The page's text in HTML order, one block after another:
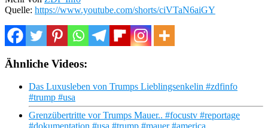
Quelle: https://www.youtube.com/shorts/ciVTaN6aiGY
Ähnliche Videos:
Das Luxusleben von Trumps Lieblingsenkelin #zdfinfo
#trump #usa
Grenzübertritte vor Trumps Mauer.. #focustv #reportage